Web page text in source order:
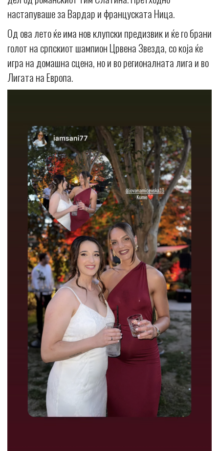
настапуваше за Вардар и француската Ница.
Од ова лето ќе има нов клупски предизвик и ќе го брани
голот на српскиот шампион Црвена Звезда, со која ќе
игра на домашна сцена, но и во регионалната лига и во
Лигата на Европа.